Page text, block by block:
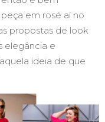
em rosé aí no
propostas de look
elegância e
ideia de que